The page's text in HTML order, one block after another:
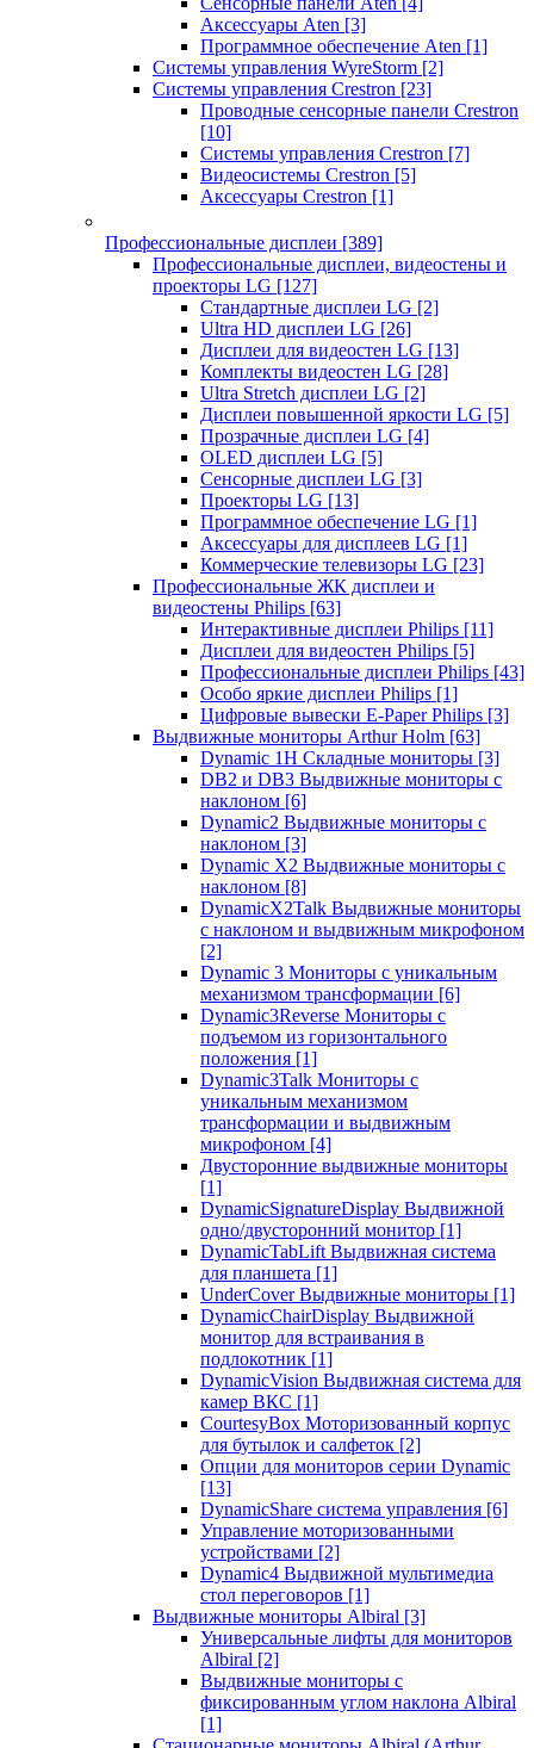
Аксессуары Aten [3]
Программное обеспечение Aten [1]
Системы управления WyreStorm [2]
Системы управления Crestron [23]
Проводные сенсорные панели Crestron
[10]
Системы управления Crestron [7]
Видеосистемы Crestron [5]
Аксессуары Crestron [1]
Профессиональные дисплеи [389]
Профессиональные дисплеи, видеостены и
проекторы LG [127]
Стандартные дисплеи LG [2]
Ultra HD дисплеи LG [26]
Дисплеи для видеостен LG [13]
Комплекты видеостен LG [28]
Ultra Stretch дисплеи LG [2]
Дисплеи повышенной яркости LG [5]
Прозрачные дисплеи LG [4]
OLED дисплеи LG [5]
Сенсорные дисплеи LG [3]
Проекторы LG [13]
Программное обеспечение LG [1]
Аксессуары для дисплеев LG [1]
Коммерческие телевизоры LG [23]
Профессиональные ЖК дисплеи и
видеостены Philips [63]
Интерактивные дисплеи Philips [11]
Дисплеи для видеостен Philips [5]
Профессиональные дисплеи Philips [43]
Особо яркие дисплеи Philips [1]
Цифровые вывески E-Paper Philips [3]
Выдвижные мониторы Arthur Holm [63]
Dynamic 1Н Складные мониторы [3]
DB2 и DB3 Выдвижные мониторы с
наклоном [6]
Dynamic2 Выдвижные мониторы с
наклоном [3]
Dynamic X2 Выдвижные мониторы с
наклоном [8]
DynamicX2Talk Выдвижные мониторы
с наклоном и выдвижным микрофоном
[2]
Dynamic 3 Мониторы с уникальным
механизмом трансформации [6]
Dynamic3Reverse Мониторы с
подъемом из горизонтального
положения [1]
Dynamic3Talk Мониторы с
уникальным механизмом
трансформации и выдвижным
микрофоном [4]
Двусторонние выдвижные мониторы
[1]
DynamicSignatureDisplay Выдвижной
одно/двусторонний монитор [1]
DynamicTabLift Выдвижная система
для планшета [1]
UnderCover Выдвижные мониторы [1]
DynamicChairDisplay Выдвижной
монитор для встраивания в
подлокотник [1]
DynamicVision Выдвижная система для
камер ВКС [1]
CourtesyBox Моторизованный корпус
для бутылок и салфеток [2]
Опции для мониторов серии Dynamic
[13]
DynamicShare система управления [6]
Управление моторизованными
устройствами [2]
Dynamic4 Выдвижной мультимедиа
стол переговоров [1]
Выдвижные мониторы Albiral [3]
Универсальные лифты для мониторов
Albiral [2]
Выдвижные мониторы с
фиксированным углом наклона Albiral
[1]